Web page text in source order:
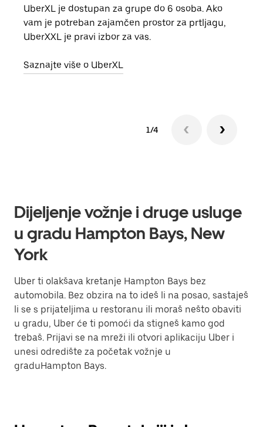
UberXL je dostupan za grupe do 6 osoba. Ako
vam je potreban zajamčen prostor za prtljagu,
UberXXL je pravi izbor za vas.
Saznajte više o UberXL
1/4
Dijeljenje vožnje i druge usluge
u gradu Hampton Bays, New
York
Uber ti olakšava kretanje Hampton Bays bez
automobila. Bez obzira na to ideš li na posao, sastaješ
li se s prijateljima u restoranu ili moraš nešto obaviti
u gradu, Uber će ti pomoći da stigneš kamo god
trebaš. Prijavi se na mreži ili otvori aplikaciju Uber i
unesi odredište za početak vožnje u
graduHampton Bays.